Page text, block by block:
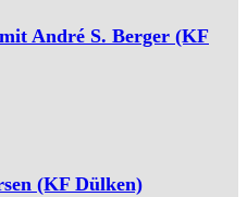
André S. Berger (KF
(KF Dülken)